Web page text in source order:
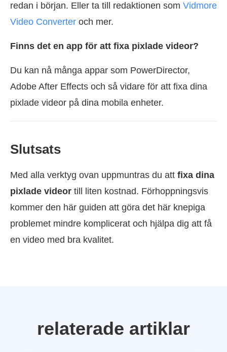
redan i början. Eller ta till redaktionen som Vidmore
Video Converter och mer.
Finns det en app för att fixa pixlade videor?
Du kan nå många appar som PowerDirector,
Adobe After Effects och så vidare för att fixa dina
pixlade videor på dina mobila enheter.
Slutsats
Med alla verktyg ovan uppmuntras du att fixa dina
pixlade videor till liten kostnad. Förhoppningsvis
kommer den här guiden att göra det här knepiga
problemet mindre komplicerat och hjälpa dig att få
en video med bra kvalitet.
relaterade artiklar